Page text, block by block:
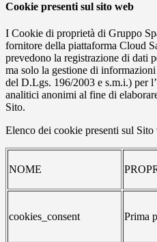
Cookie presenti sul sito web
I Cookie di proprietà di Gruppo
fornitore della piattaforma Cloud
prevedono la registrazione di dati
ma solo la gestione di
del D.Lgs. 196/2003 e s.m.i.) per
analitici anonimi al fine di
Sito.
Elenco dei cookie presenti sul Sito
NOME
cookies_consent Prima